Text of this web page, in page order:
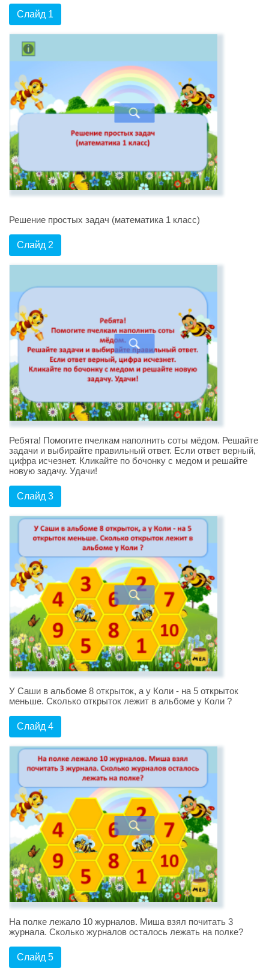
Слайд 1
Решение простых задач (математика 1 класс)
Слайд 2
Ребята! Помогите пчелкам наполнить соты мёдом. Решайте
задачи и выбирайте правильный ответ. Если ответ верный,
цифра исчезнет. Кликайте по бочонку с медом и решайте
новую задачу. Удачи!
Слайд 3
У Саши в альбоме 8 открыток, а у Коли - на 5 открыток
меньше. Сколько открыток лежит в альбоме у Коли ?
Слайд 4
На полке лежало 10 журналов. Миша взял почитать 3
журнала. Сколько журналов осталось лежать на полке?
Слайд 5